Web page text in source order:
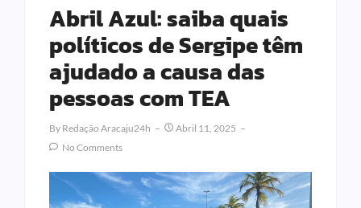
Abril Azul: saiba quais
políticos de Sergipe têm
ajudado a causa das
pessoas com TEA
By Redação Aracaju24h
Abril 11, 2025
No Comments